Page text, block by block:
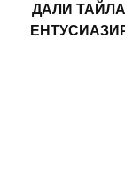
ДАЛИ